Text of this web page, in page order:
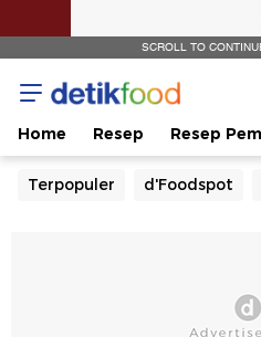
SCROLL TO
Home Resep Resep
Terpopuler d'Foodspot